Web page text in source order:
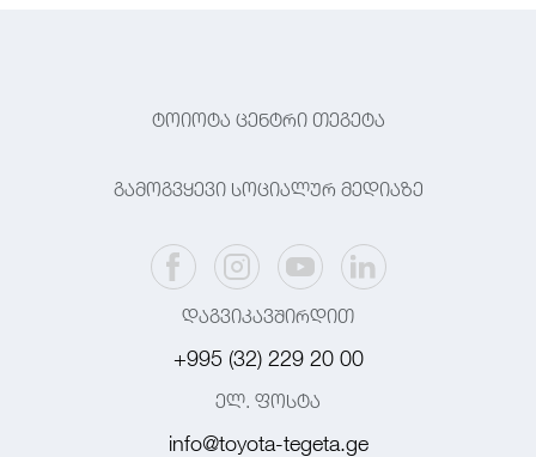
ტოიოტა ცენტრი თეგეტა
გამოგვყევი სოციალურ მედიაზე
დაგვიკავშირდით
+995 (32) 229 20 00
ელ. ფოსტა
info@toyota-tegeta.ge